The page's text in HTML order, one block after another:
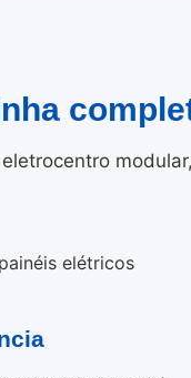
eletrocentro